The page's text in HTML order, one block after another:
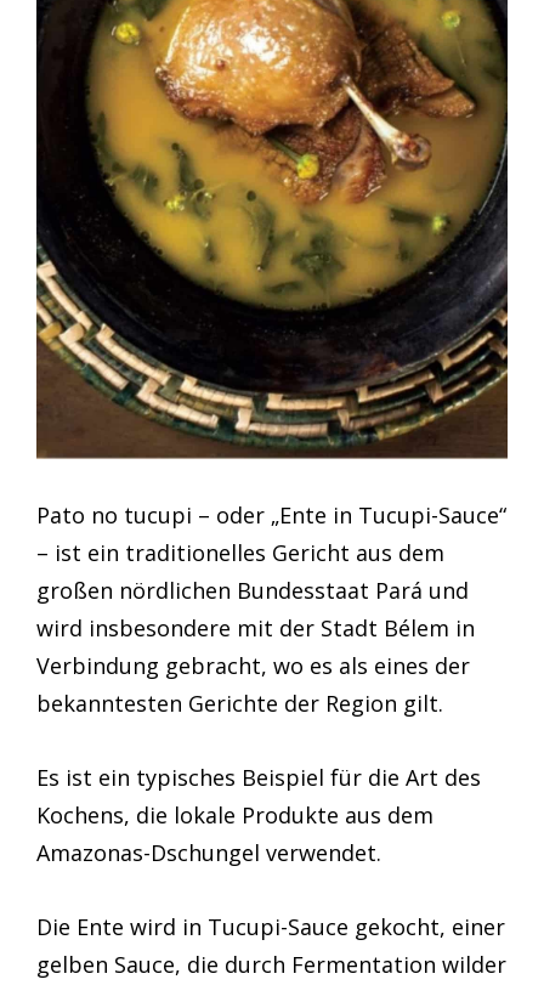
Pato no tucupi – oder „Ente in Tucupi-Sauce“
– ist ein traditionelles Gericht aus dem
großen nördlichen Bundesstaat Pará und
wird insbesondere mit der Stadt Bélem in
Verbindung gebracht, wo es als eines der
bekanntesten Gerichte der Region gilt.
Es ist ein typisches Beispiel für die Art des
Kochens, die lokale Produkte aus dem
Amazonas-Dschungel verwendet.
Die Ente wird in Tucupi-Sauce gekocht, einer
gelben Sauce, die durch Fermentation wilder